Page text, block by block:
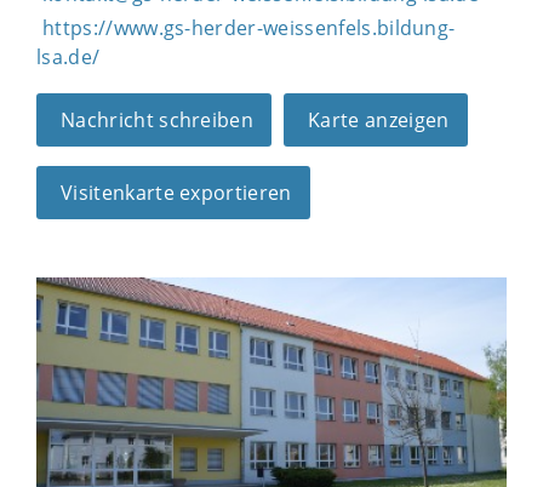
https://www.gs-herder-weissenfels.bildung-
lsa.de/
Nachricht schreiben Karte anzeigen
Visitenkarte exportieren